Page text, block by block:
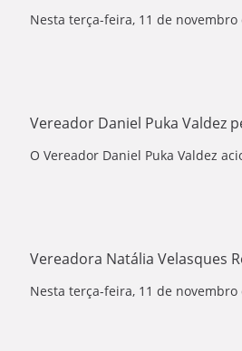
Nesta terça-feira, 11 de
Vereador Daniel Puka Valdez
O Vereador Daniel Puka Valdez
Vereadora Natália Velasques
Nesta terça-feira, 11 de